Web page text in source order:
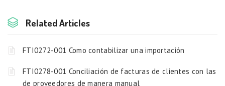
Related Articles
FTI0272-001 Como contabilizar una importación
FTI0278-001 Conciliación de facturas de clientes con las
de proveedores de manera manual